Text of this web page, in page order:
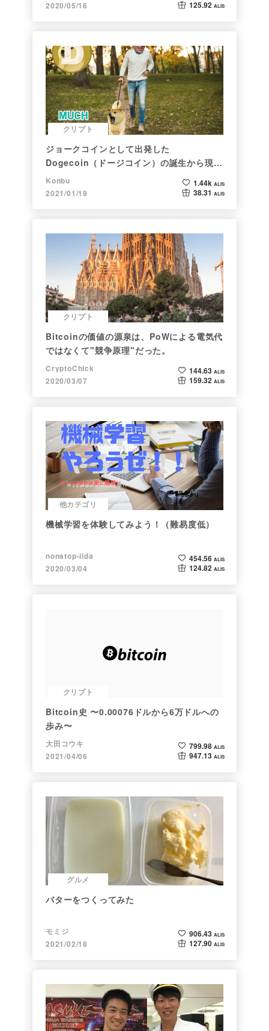
2020/05/16
125.92 ALIS
クリプト
ジョークコインとして出発した
Dogecoin（ドージコイン）の誕生から現在
まで。注目される非証券性🐶
Konbu
2021/01/19
1.44k ALIS
38.31 ALIS
クリプト
Bitcoinの価値の源泉は、PoWによる電気代
ではなくて"競争原理"だった。
CryptoChick
2020/03/07
144.63 ALIS
159.32 ALIS
他カテゴリ
機械学習を体験してみよう！（難易度低）
nonstop-iida
2020/03/04
454.56 ALIS
124.82 ALIS
クリプト
Bitcoin史 〜0.00076ドルから6万ドルへの
歩み〜
大田コウキ
2021/04/06
799.98 ALIS
947.13 ALIS
グルメ
バターをつくってみた
モミジ
2021/02/18
906.43 ALIS
127.90 ALIS